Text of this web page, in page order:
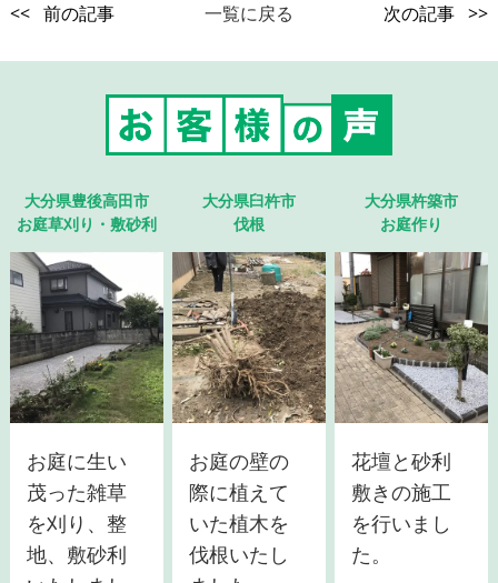
<< 前の記事 一覧に戻る 次の記事 >>
大分県豊後高田市
お庭草刈り・敷砂利
お庭に生い
茂った雑草
を刈り、整
地、敷砂利
大分県臼杵市
伐根
お庭の壁の
際に植えて
いた植木を
伐根いたし
大分県杵築市
お庭作り
花壇と砂利
敷きの施工
を行いまし
た。